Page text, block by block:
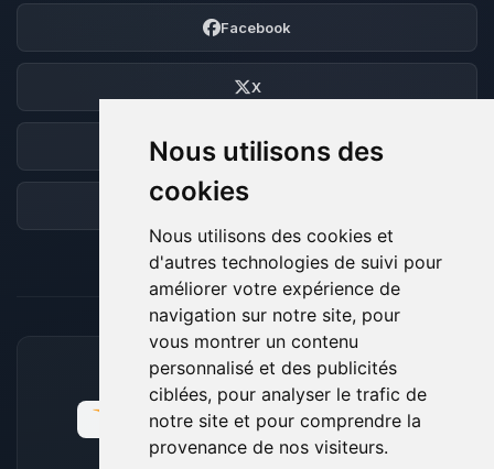
Nous utilisons des
cookies
Nous utilisons des cookies et
d'autres technologies de suivi pour
améliorer votre expérience de
navigation sur notre site, pour
vous montrer un contenu
personnalisé et des publicités
ciblées, pour analyser le trafic de
notre site et pour comprendre la
provenance de nos visiteurs.
Facebook
X
Discord
Forum
MOYENS DE PAIEMENT ACCEPTÉS